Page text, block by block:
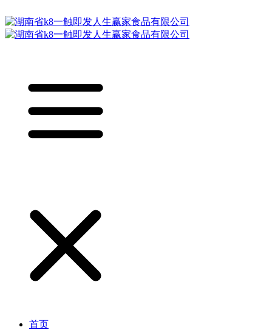
首页